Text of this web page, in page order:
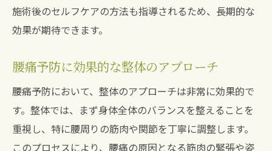
施術後のセルフケアの方法も指導されるため、長期的な
効果が期待できます。
腰痛予防に効果的な整体のアプローチ
腰痛予防において、整体のアプローチは非常に効果的で
す。整体では、まず身体全体のバランスを整えることを
重視し、特に腰周りの筋肉や関節を丁寧に調整します。
このプロセスにより、腰痛の原因となる筋肉の緊張や姿